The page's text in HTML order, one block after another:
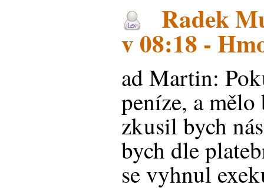
Radek
v 08:18 -
ad Martin:
peníze, a
zkusil bych
bych dle
se vyhnul